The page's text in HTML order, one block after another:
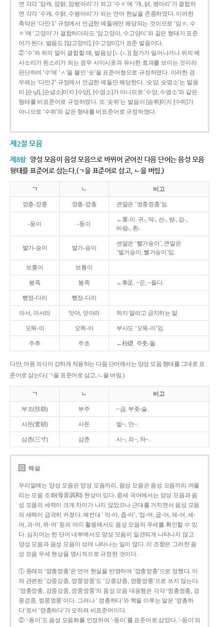
면 각각 ‘암캐, 암탉, 암평아리’가 되고 ‘수ㅎ’에 ‘개, 닭, 병아리’가 결합하
면 각각 ‘수캐, 수탉, 수평아리’가 되는 언어 현실을 존중하였다. 이러한
축약은 ‘다만 1’ 규정에서 언급한 예들에만 해당되는 것이므로 ‘암ㅎ, 수
ㅎ’에 ‘고양이’가 결합하더라도 ‘암고양이, 수고양이’와 같은 형태가 표준
어가 된다. 발음도 [암고양이], [수고양이]가 표준 발음이다.
② ‘수’와 뒤의 말이 결합할 때, 발음상 [ㄴ(ㄴ)] 첨가가 일어나거나 뒤의 예
사소리가 된소리가 되는 경우 사이시옷과 유사한 효과를 보이는 것이라
판단하여 ‘수’에 ‘ㅅ’을 붙인 ‘숫’을 표준어형으로 규정하였다. 이러한 경
우에는 ‘다만 2’ 규정에서 언급한 예들만 해당한다. ‘숫양, 숫염소’는 발음
이 [순냥], [순념소]이지 [수양], [수염소]가 아니므로 ‘수양, 수염소’와 같은
형태를 비표준어로 규정하였다. 또 ‘숫쥐’는 발음이 [숟쮜]이지 [수쥐]가
아니므로 ‘수쥐’와 같은 형태를 비표준어로 규정하였다.
제2절 모음
제8항 양성 모음이 음성 모음으로 바뀌어 굳어진 다음 단어는 음성 모음
형태를 표준어로 삼는다.(ㄱ을 표준어로 삼고, ㄴ을 버림.)
ㄱ ㄴ 비고
깡충-깡충 깡총-깡총 큰말은 ‘껑충껑충’임.
-둥이 -동이
←童-이. 귀-, 막-, 선-, 쌍-, 검-,
바람-, 흰-.
발가-숭이 발가-송이
센말은 ‘빨가숭이’, 큰말은
‘벌거숭이, 뻘거숭이’임.
보퉁이 보통이
봉죽 봉족 ←奉足. ~꾼, ~들다.
뻗정-다리 뻗장-다리
아서, 아서라 앗아, 앗아라 하지 말라고 금지하는 말.
오뚝-이 오똑-이 부사도 ‘오뚝-이’임.
주추 주초 ←柱礎. 주춧-돌.
다만, 어원 의식이 강하게 작용하는 다음 단어에서는 양성 모음 형태를 그대로 표
준어로 삼는다.(ㄱ을 표준어로 삼고, ㄴ을 버림.)
ㄱ ㄴ 비고
부조(扶助) 부주 ~금, 부좃-술.
사돈(査頓) 사둔 밭~, 안~.
삼촌(三寸) 삼춘 시~, 외~, 처~.
해설
우리말에는 양성 모음은 양성 모음끼리, 음성 모음은 음성 모음끼리 어울
리는 모음 조화(母音調和) 현상이 있다. 중세 국어에서는 양성 모음과 음
성 모음의 세력이 크게 차이가 나지 않았으나 근대를 거치면서 음성 모음
의 세력이 급격히 커졌다. 예컨대 ‘ 막-아, 좁-아’, ‘접-어, 굽-어, 재-어, 세-
어, 괴-어, 쥐-어’ 등의 어미 활용에서도 음성 모음의 우세를 확인할 수 있
다. 심지어는 한 단어 내부에서도 양성 모음이 일관되게 나타나지 않고
양성 모음과 음성 모음이 섞여 나타나는 일이 많다. 이 조항은 그러한 음
성 모음 우세 현상을 명시적으로 규정한 것이다.
① 종래의 ‘깡총깡총’은 언어 현실을 반영하여 ‘깡충깡충’으로 정했다. 이
와 관련된 ‘강중강중, 깡쭝깡쭝’도 ‘강종강종, 깡쫑깡쫑’으로 쓰지 않는다.
‘깡충깡충, 강중강중, 깡쭝깡쭝’의 음성 모음 대응형은 각각 ‘껑충껑충, 겅
중겅중, 껑쭝껑쭝’이다. 그러나 ‘ 껑충하다’와 짝을 이루는 말은 ‘깡총하
다’로서 ‘깡충하다’가 오히려 비표준어이다.
② ‘-동이’도 음성 모음화를 인정하여 ‘-둥이’를 표준어로 삼았다. ‘-둥이’의